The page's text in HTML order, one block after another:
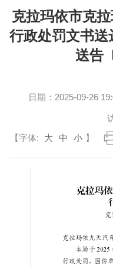
克拉玛依市克
行政处罚文书
送告
日期： 2025-09-26
【字体:
大 中 小 】